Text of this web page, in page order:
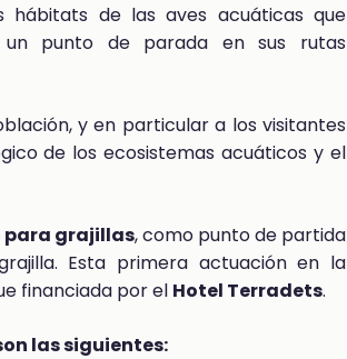
hábitats de las aves acuáticas que
punto de parada en sus rutas
y en particular a los visitantes
de los ecosistemas acuáticos y el
para grajillas, como punto de partida
Esta primera actuación en la
financiada por el Hotel Terradets.
las siguientes: